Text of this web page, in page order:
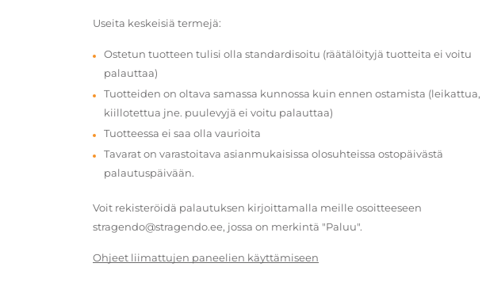
Useita keskeisiä termejä:
Ostetun tuotteen tulisi olla standardisoitu (räätälöityjä tuotteita ei voitu
palauttaa)
Tuotteiden on oltava samassa kunnossa kuin ennen ostamista (leikattua,
kiillotettua jne. puulevyjä ei voitu palauttaa)
Tuotteessa ei saa olla vaurioita
Tavarat on varastoitava asianmukaisissa olosuhteissa ostopäivästä
palautuspäivään.
Voit rekisteröidä palautuksen kirjoittamalla meille osoitteeseen
stragendo@stragendo.ee, jossa on merkintä "Paluu".
Ohjeet liimattujen paneelien käyttämiseen